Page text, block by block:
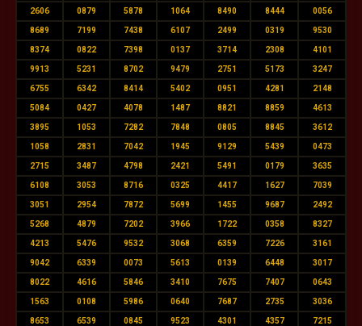
2606 0879 5878 1064 8490 8444 0056
8689 7199 7438 6107 2499 0319 9530
8374 0822 7398 0137 3714 2308 4101
9913 5231 8702 9479 2751 5173 3247
6755 6342 8414 5402 0951 4281 2148
5084 0427 4078 1487 8821 8859 4613
3895 1053 7282 7848 0805 8845 3612
1058 2831 7042 1945 9129 5439 0473
2715 3487 4798 2421 5491 0179 3635
6108 3053 8716 0325 4417 1627 7039
3051 2954 7872 5699 1455 9687 2492
5268 4879 7202 3966 1722 0358 8327
4213 5476 9532 3068 6359 7226 3161
9042 6339 0073 5613 0139 6448 3017
8022 4616 5846 3410 7675 7407 0643
1563 0108 5986 0640 7687 2735 3036
8653 6539 0845 9523 4301 4357 7215